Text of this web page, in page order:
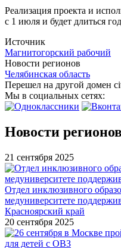
Реализация проекта и
с 1 июля и будет длиться
Источник
Магнитогорский рабочий
Новости регионов
Челябинская область
Перешел на другой домен
Мы в социальных сетях:
Новости
21 сентября 2025
Отдел инклюзивного
медуниверситете
Красноярский край
20 сентября 2025